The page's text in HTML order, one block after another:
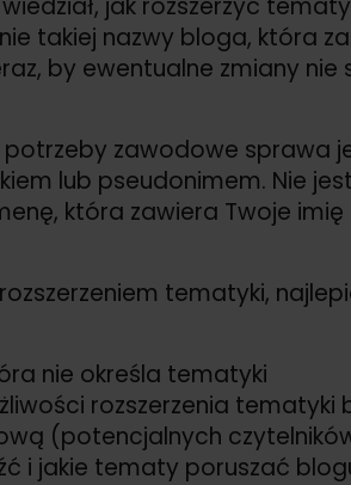
jak rozszerzyć
takiej nazwy bloga, która
by ewentualne zmiany nie
zawodowe sprawa
lub pseudonimem. Nie
która zawiera Twoje imię
tematyki,
nie określa tematyki
rozszerzenia tematyki
(potencjalnych
i jakie tematy poruszać